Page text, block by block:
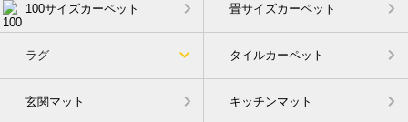
100サイズカーペット 畳サイズカーペット
ラグ タイルカーペット
玄関マット キッチンマット